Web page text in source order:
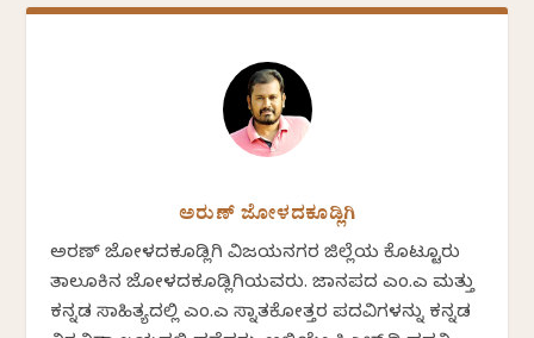
ಅರುಣ್ ಜೋಳದಕೂಡ್ಲಿಗಿ
ಅರಣ್ ಜೋಳದಕೂಡ್ಲಿಗಿ ವಿಜಯನಗರ ಜಿಲ್ಲೆಯ ಕೊಟ್ಟೂರು
ತಾಲೂಕಿನ ಜೋಳದಕೂಡ್ಲಿಗಿಯವರು. ಜಾನಪದ ಎಂ.ಎ ಮತ್ತು
ಕನ್ನಡ ಸಾಹಿತ್ಯದಲ್ಲಿ ಎಂ.ಎ ಸ್ನಾತಕೋತ್ತರ ಪದವಿಗಳನ್ನು ಕನ್ನಡ